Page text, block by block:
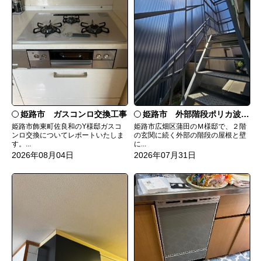
姫路市 ガスコンロ交換工事
姫路市飾東町佐良和のY様邸ガスコ
ンロ交換についてレポートいたしま
す。...
2026年08月04日
姫路市 外部階段ポリカ波板張替工事
姫路市広畑区蒲田のＭ様邸で、２階
の玄関に続く外部の階段の屋根と壁
に...
2026年07月31日